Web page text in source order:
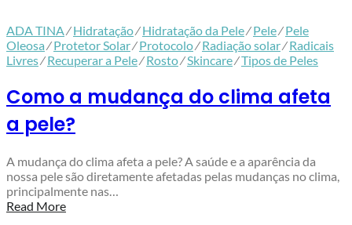
ADA TINA⁄Hidratação⁄Hidratação da Pele⁄Pele⁄Pele
Oleosa⁄Protetor Solar⁄Protocolo⁄Radiação solar⁄Radicais
Livres⁄Recuperar a Pele⁄Rosto⁄Skincare⁄Tipos de Peles
Como a mudança do clima afeta
a pele?
A mudança do clima afeta a pele? A saúde e a aparência da
nossa pele são diretamente afetadas pelas mudanças no clima,
principalmente nas…
Read More